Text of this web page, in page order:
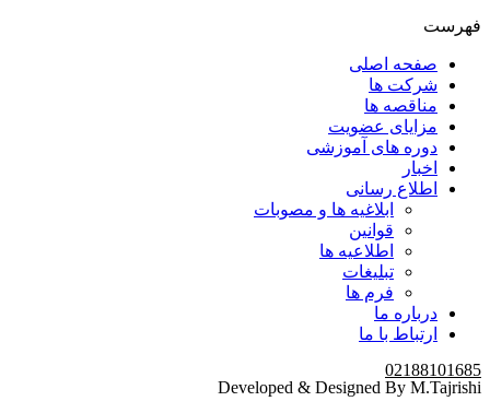
فهرست
صفحه اصلی
شرکت ها
مناقصه ها
مزایای عضویت
دوره های آموزشی
اخبار
اطلاع رسانی
ابلاغیه ها و مصوبات
قوانین
اطلاعیه ها
تبلیغات
فرم ها
درباره ما
ارتباط با ما
02188101685
Developed & Designed By M.Tajrishi